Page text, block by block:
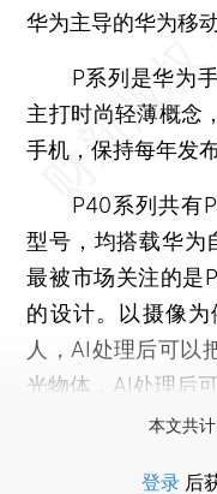
华为主导的华为移
P系列是华为手
主打时尚轻薄概念
手机，保持每年发
P40系列共有
型号，均搭载华为
最被市场关注的是
的设计。以摄像
人，AI处理后可以
光物体，AI处理后
本文共
登录 后